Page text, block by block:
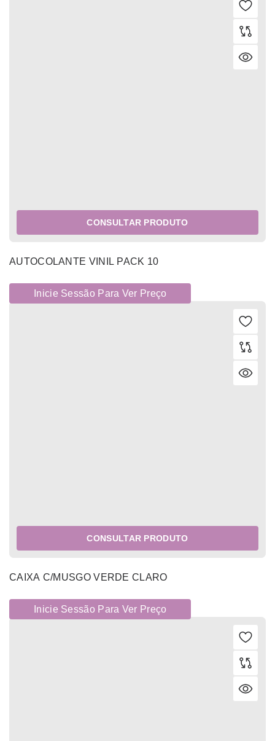
CONSULTAR PRODUTO
AUTOCOLANTE VINIL PACK 10
Inicie Sessão Para Ver Preço
CONSULTAR PRODUTO
CAIXA C/MUSGO VERDE CLARO
Inicie Sessão Para Ver Preço